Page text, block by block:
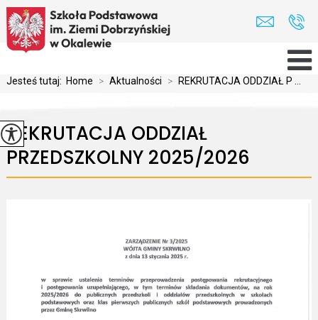
Jesteś tutaj: Home > Aktualności > REKRUTACJA ODDZIAŁ P ...
REKRUTACJA ODDZIAŁ
PRZEDSZKOLNY 2025/2026